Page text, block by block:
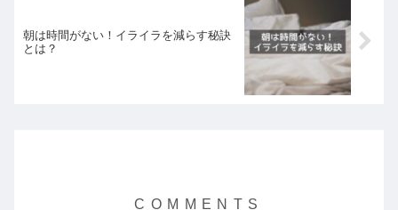
朝は時間がない！イライラを減らす秘訣
とは？